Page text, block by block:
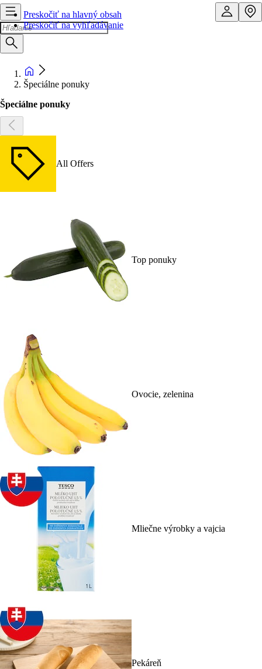
Preskočiť na hlavný obsah
Preskočiť na vyhľadávanie
Špeciálne ponuky
Špeciálne ponuky
All Offers
Top ponuky
Ovocie, zelenina
Mliečne výrobky a vajcia
Pekáreň